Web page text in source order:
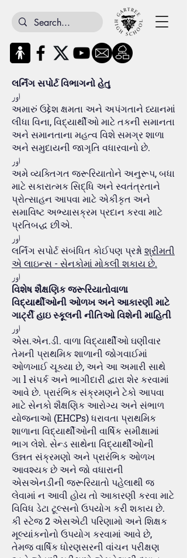
લર્નિંગ સપોર્ટ વિભાગનો હેતુ
اور
અમારું ઉદ્દેશ ક્ષમતા અને અપંગતાને ધ્યાનમાં
લીધા વિના, વિદ્યાર્થીઓ માટે તકની સમાનતા
અને સમાનતાના મહત્વ વિશે સમગ્ર શાળા
અને સમુદાયની જાગૃતિ વધારવાનો છે.
اور
અમે વ્યક્તિગત જરૂરિયાતોને અનુરૂપ, બધા
માટે સકારાત્મક સિદ્ધિ અને સ્વતંત્રતાને
પ્રોત્સાહન આપવા માટે એકીકૃત અને
સમાવિષ્ટ અભ્યાસક્રમ પ્રદાન કરવા માટે
પ્રતિબદ્ધ છીએ.
اور
લર્નિંગ સપોર્ટ સંબંધિત કોઈપણ પ્રશ્નોશ્રીમતી
એ લાઇન્સ - સેનકોમાં મોકલી શકાય છે.
اور
વિશેષ શૈક્ષણિક જરૂરિયાતોવાળા
વિદ્યાર્થીઓની ઓળખ અને આકારણી માટે
ગાર્ટ્રી હાઇ સ્કૂલની નીતિઓ વિશેની માહિતી
اور
એસ.એન.ડી. વાળા વિદ્યાર્થીઓ ઘણીવાર
તેમની પ્રાથમિક શાળાની જોગવાઈમાં
ઓળખાઈ ચૂક્યા છે, અને આ અમારી સાથે
ગા l સંપર્ક અને ભાગીદારી દ્વારા શેર કરવામાં
આવે છે. પ્રારંભિક સંક્રમણને ટેકો આપવા
માટે સેનકો શૈક્ષણિક આરોગ્ય અને સંભાળ
યોજનાઓ (EHCPs) ધરાવતા પ્રાથમિક
શાળાના વિદ્યાર્થીઓની વાર્ષિક સમીક્ષામાં
ભાગ લેશે. સેન્ડ સાથેના વિદ્યાર્થીઓની
ઉન્નત સંક્રમણો અને પ્રારંભિક ઓળખ
આવશ્યક છે અને જો વધારાની
એસએનડીની જરૂરિયાતો પહેલાથી જ
લેવામાં ન આવી હોય તો આકારણી કરવા માટે
વિવિધ ડેટા ટૂલ્સનો ઉપયોગ કરી શકાય છે.
કી સ્ટેજ 2 એસએટી પરિણામો અને શિક્ષક
મૂલ્યાંકનોનો ઉપયોગ કરવામાં આવે છે,
તેમજ વાર્ષિક ધોરણસરની વાંચન પરીક્ષણ